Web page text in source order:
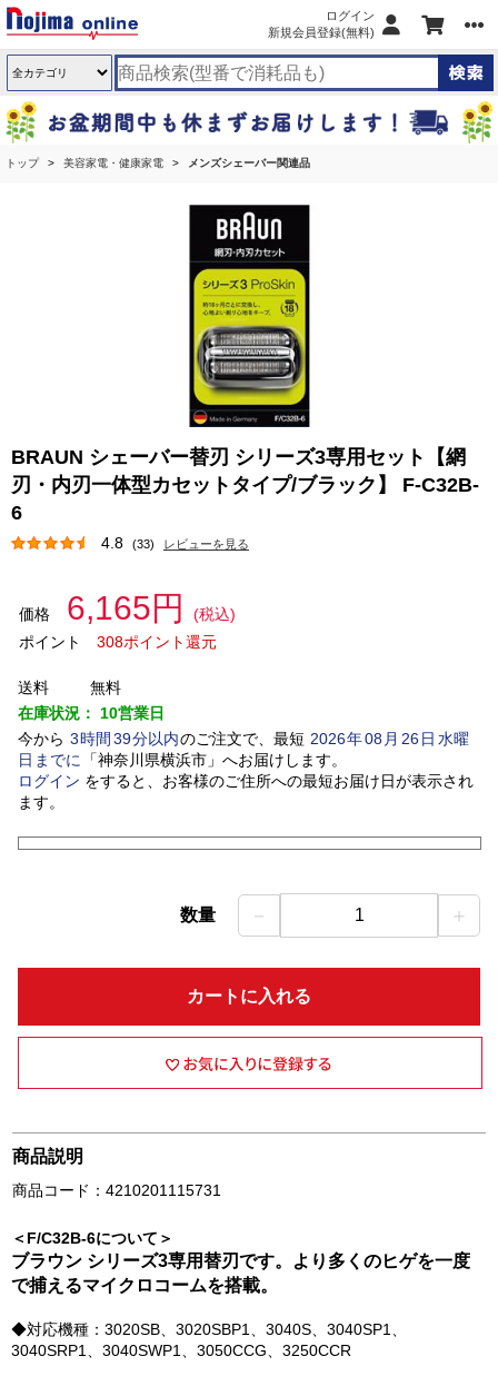
ログイン
新規会員登録(無料)
トップ 美容家電・健康家電 メンズシェーバー関連品
BRAUN シェーバー替刃 シリーズ3専用セット【網
刃・内刃一体型カセットタイプ/ブラック】 F-C32B-
6
4.8 (33) レビューを見る
価格 6,165円
(税込)
ポイント
308ポイント還元
送料
無料
在庫状況： 10営業日
今から 3時間 39分以内のご注文で、最短 2026年08 月 26日水曜
日 までに 「神奈川県横浜市」 へお届けします。
ログイン をすると、お客様のご住所への最短お届け日が表示され
ます。
数量 － 1 ＋
カートに入れる
商品説明
商品コード：4210201115731
＜F/C32B-6について＞
ブラウン シリーズ3専用替刃です。より多くのヒゲを一度
で捕えるマイクロコームを搭載。
◆対応機種：3020SB、3020SBP1、3040S、3040SP1、
3040SRP1、3040SWP1、3050CCG、3250CCR